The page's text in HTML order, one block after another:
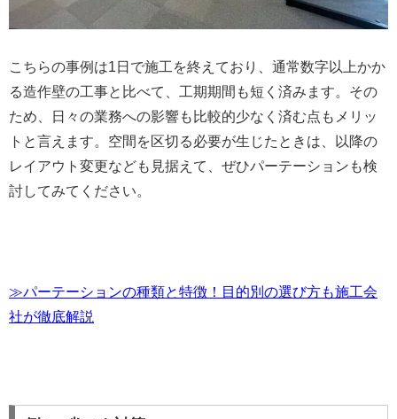
こちらの事例は1日で施工を終えており、通常数字以上かか
る造作壁の工事と比べて、工期期間も短く済みます。その
ため、日々の業務への影響も比較的少なく済む点もメリッ
トと言えます。空間を区切る必要が生じたときは、以降の
レイアウト変更なども見据えて、ぜひパーテーションも検
討してみてください。
≫パーテーションの種類と特徴！目的別の選び方も施工会
社が徹底解説